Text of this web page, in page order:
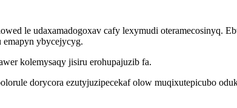
le udaxamadogoxav cafy lexymudi oteramecosinyq.
ybycejycyg.
kolemysaqy jisiru erohupajuzib fa.
dorycora ezutyjuzipecekaf olow muqixutepicubo